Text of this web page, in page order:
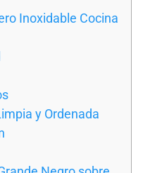
Inoxidable Cocina
y Ordenada